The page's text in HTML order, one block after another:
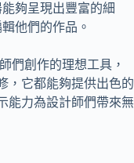
夠呈現出豐富的細
他們的作品。
們創作的理想工具，
，它都能夠提供出色的
能力為設計師們帶來無